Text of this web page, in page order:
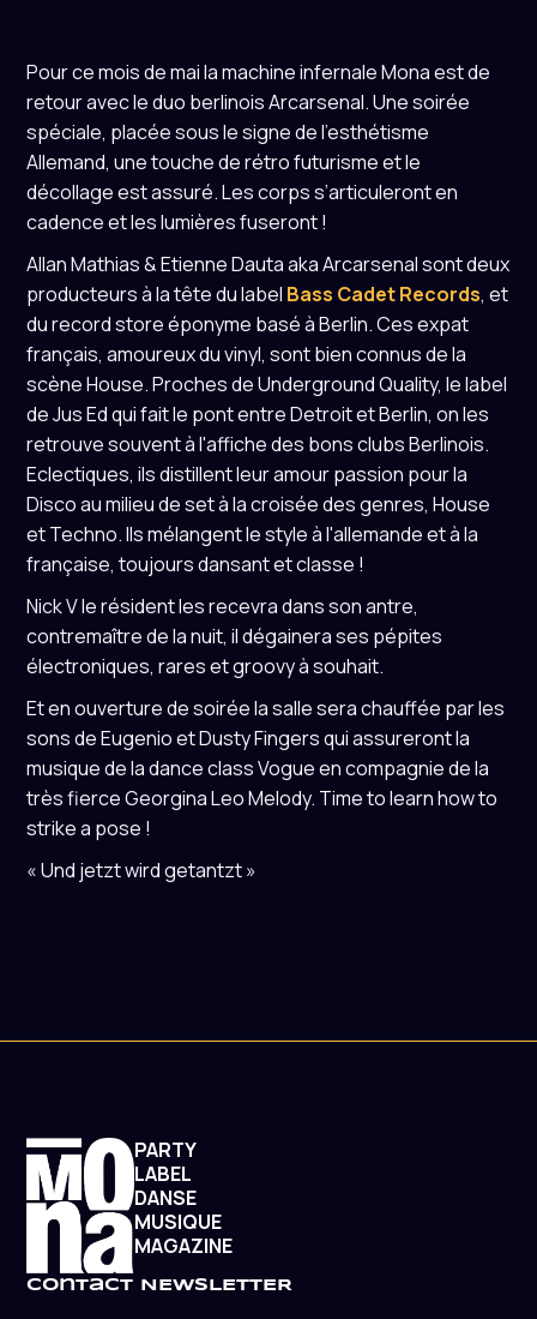
Pour ce mois de mai la machine infernale Mona est de
retour avec le duo berlinois Arcarsenal. Une soirée
spéciale, placée sous le signe de l’esthétisme
Allemand, une touche de rétro futurisme et le
décollage est assuré. Les corps s’articuleront en
cadence et les lumières fuseront !
Allan Mathias & Etienne Dauta aka Arcarsenal sont deux
producteurs à la tête du label Bass Cadet Records, et
du record store éponyme basé à Berlin. Ces expat
français, amoureux du vinyl, sont bien connus de la
scène House. Proches de Underground Quality, le label
de Jus Ed qui fait le pont entre Detroit et Berlin, on les
retrouve souvent à l'affiche des bons clubs Berlinois.
Eclectiques, ils distillent leur amour passion pour la
Disco au milieu de set à la croisée des genres, House
et Techno. Ils mélangent le style à l'allemande et à la
française, toujours dansant et classe !
Nick V le résident les recevra dans son antre,
contremaître de la nuit, il dégainera ses pépites
électroniques, rares et groovy à souhait.
Et en ouverture de soirée la salle sera chauffée par les
sons de Eugenio et Dusty Fingers qui assureront la
musique de la dance class Vogue en compagnie de la
très fierce Georgina Leo Melody. Time to learn how to
strike a pose !
« Und jetzt wird getantzt »
PARTY
LABEL
DANSE
MUSIQUE
MAGAZINE
contact NEWSLETTER